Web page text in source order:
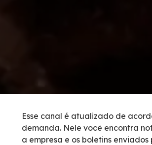
Postos de Combustível
Esse canal é atualizado de
demanda. Nele você encontra
a empresa e os boletins enviados